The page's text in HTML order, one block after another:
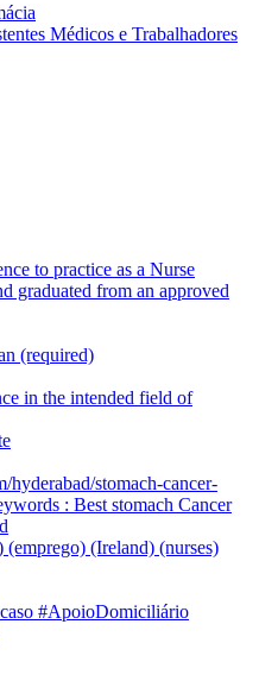
Médicos e Trabalhadores
to practice as a Nurse
graduated from an approved
(required)
in the intended field of
hyderabad/stomach-cancer-
: Best stomach Cancer
(Ireland) (nurses)
#ApoioDomiciliário